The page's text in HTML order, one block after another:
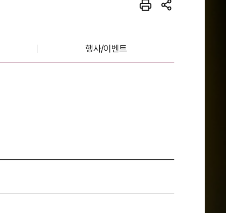
행사/이벤트